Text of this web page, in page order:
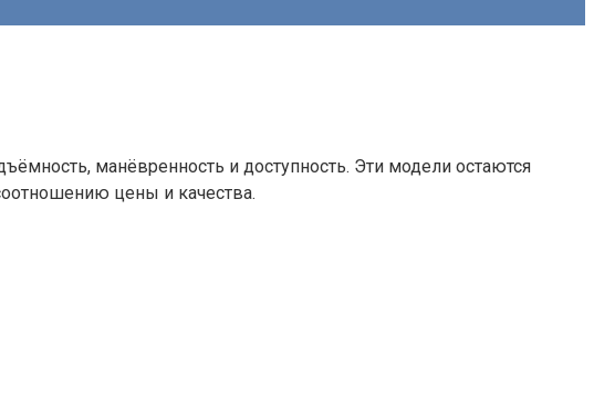
манёвренность и доступность. Эти модели остаются
цены и качества.